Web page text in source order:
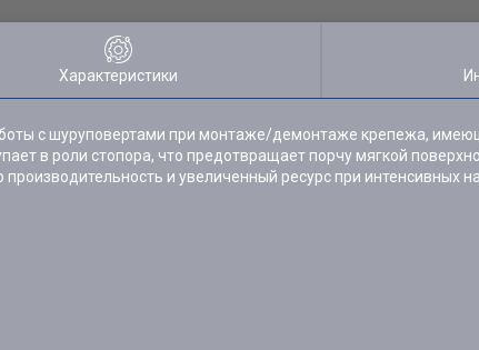
Характеристики
с шуруповертами при монтаже/демонтаже крепежа,
в роли стопора, что предотвращает порчу мягкой
и увеличенный ресурс при интенсивных